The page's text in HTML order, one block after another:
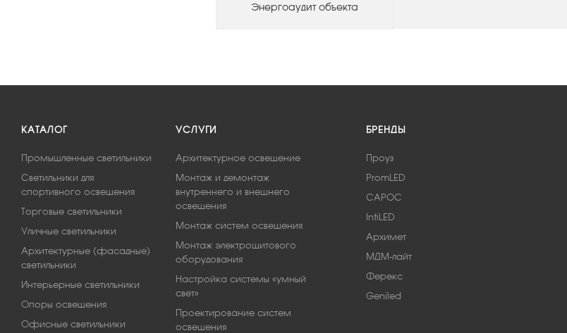
Энергоаудит объекта
КАТАЛОГ
Промышленные светильники
Светильники для
спортивного освещения
Торговые светильники
Уличные светильники
Архитектурные (фасадные)
светильники
Интерьерные светильники
Опоры освещения
Офисные светильники
УСЛУГИ
Архитектурное освещение
Монтаж и демонтаж
внутреннего и внешнего
освещения
Монтаж систем освещения
Монтаж электрощитового
оборудования
Настройка системы «умный
свет»
Проектирование систем
освещения
БРЕНДЫ
Проуз
PromLED
САРОС
IntiLED
Архимет
МДМ-лайт
Ферекс
Geniled